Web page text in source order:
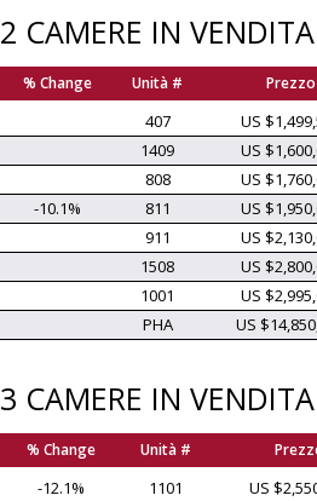
2 CAMERE IN VENDITA
% Change Unità # Prezzo
407 US
1409
US
808
US
-10.1%
811 US
911
US
1508
US
1001
US
PHA
US
3 CAMERE IN VENDITA
% Change Unità #
-12.1% 1101 US